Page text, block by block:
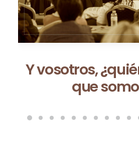
Ceuta no es una
modelo que
vez que se